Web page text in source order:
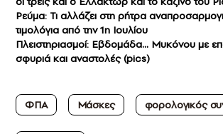
Ρεύμα: Τι αλλάζει στη ρήτρα
τιμολόγια από την 1η Ιουλίου
Πλειστηριασμοί: Εβδομάδα… Μυκόνου με
σφυριά και αναστολές (pics)
ΦΠΑ Μάσκες φορολογικός